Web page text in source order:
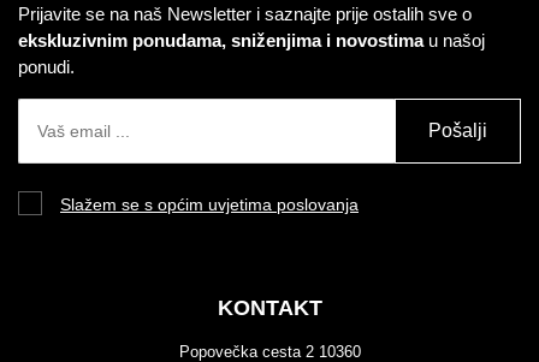
Prijavite se na naš Newsletter i saznajte prije ostalih sve o
ekskluzivnim ponudama, sniženjima i novostimau našoj
ponudi.
Pošalji
Slažem se s općim uvjetima poslovanja
KONTAKT
Popovečka cesta 2 10360